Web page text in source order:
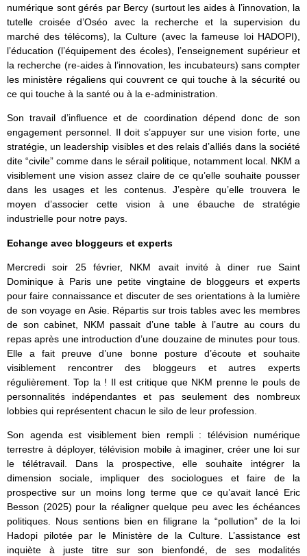
numérique sont gérés par Bercy (surtout les aides à l’innovation, la
tutelle croisée d’Oséo avec la recherche et la supervision du
marché des télécoms), la Culture (avec la fameuse loi HADOPI),
l’éducation (l’équipement des écoles), l’enseignement supérieur et
la recherche (re-aides à l’innovation, les incubateurs) sans compter
les ministère régaliens qui couvrent ce qui touche à la sécurité ou
ce qui touche à la santé ou à la e-administration.
Son travail d’influence et de coordination dépend donc de son
engagement personnel. Il doit s’appuyer sur une vision forte, une
stratégie, un leadership visibles et des relais d’alliés dans la société
dite “civile” comme dans le sérail politique, notamment local. NKM a
visiblement une vision assez claire de ce qu’elle souhaite pousser
dans les usages et les contenus. J’espère qu’elle trouvera le
moyen d’associer cette vision à une ébauche de stratégie
industrielle pour notre pays.
Echange avec bloggeurs et experts
Mercredi soir 25 février, NKM avait invité à diner rue Saint
Dominique à Paris une petite vingtaine de bloggeurs et experts
pour faire connaissance et discuter de ses orientations à la lumière
de son voyage en Asie. Répartis sur trois tables avec les membres
de son cabinet, NKM passait d’une table à l’autre au cours du
repas après une introduction d’une douzaine de minutes pour tous.
Elle a fait preuve d’une bonne posture d’écoute et souhaite
visiblement rencontrer des bloggeurs et autres experts
régulièrement. Top la ! Il est critique que NKM prenne le pouls de
personnalités indépendantes et pas seulement des nombreux
lobbies qui représentent chacun le silo de leur profession.
Son agenda est visiblement bien rempli : télévision numérique
terrestre à déployer, télévision mobile à imaginer, créer une loi sur
le télétravail. Dans la prospective, elle souhaite intégrer la
dimension sociale, impliquer des sociologues et faire de la
prospective sur un moins long terme que ce qu’avait lancé Eric
Besson (2025) pour la réaligner quelque peu avec les échéances
politiques. Nous sentions bien en filigrane la “pollution” de la loi
Hadopi pilotée par le Ministère de la Culture. L’assistance est
inquiète à juste titre sur son bienfondé, de ses modalités